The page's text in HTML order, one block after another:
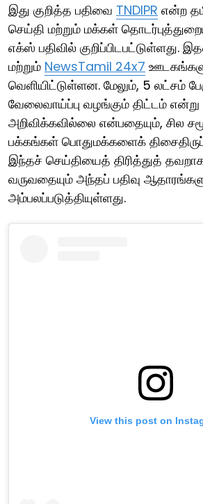
இது குறித்த பதிவை TNDIPR என்ற
செய்தி மற்றும் மக்கள்
எக்ஸ் பதிவில் குறிப்பிடபட்டுள்ளது.
மற்றும் NewsTamil 24x7
வெளியிட்டுள்ளன. மேலும், 5 லட்சம்
வேலைவாய்ப்பு வழங்கும் திட்டம்
அறிவிக்கவில்லை என்பதையும், சில
பக்கங்கள் பொதுமக்களைக்
இந்தச் செய்தியைத் திரித்துத்
வருவதையும் அந்தப் பதிவு
அம்பலப்படுத்தியுள்ளது.
View this post on